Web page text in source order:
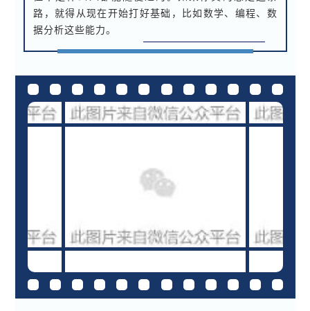
路，就得从现在开始打好基础，比如数学、编程、数
据分析这些能力。